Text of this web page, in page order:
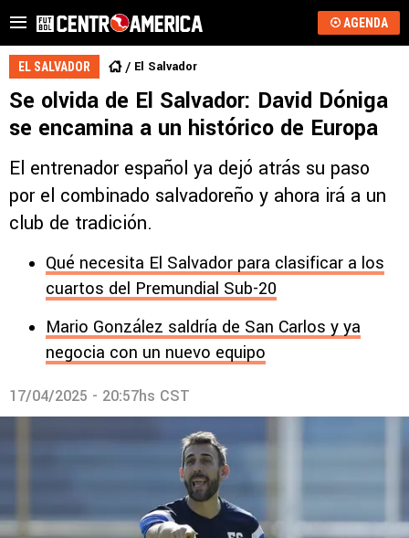
AGENDA
EL SALVADOR El Salvador
Se olvida de El Salvador: David Dóniga
se encamina a un histórico de Europa
El entrenador español ya dejó atrás su paso
por el combinado salvadoreño y ahora irá a un
club de tradición.
Qué necesita El Salvador para clasificar a los
cuartos del Premundial Sub-20
Mario González saldría de San Carlos y ya
negocia con un nuevo equipo
17/04/2025 - 20:57hs CST